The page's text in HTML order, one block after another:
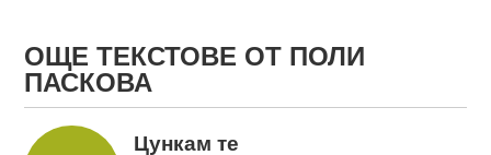
ОЩЕ ТЕКСТОВЕ ОТ ПОЛИ
ПАСКОВА
Цункам те